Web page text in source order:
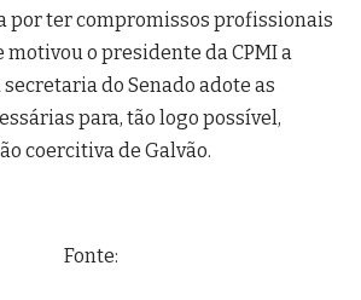
por ter compromissos profissionais
o presidente da CPMI a
do Senado adote as
para, tão logo possível,
coercitiva de Galvão.
Fonte: